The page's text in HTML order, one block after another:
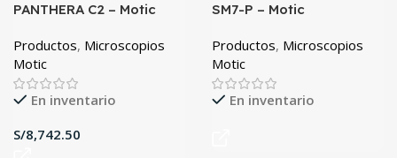
PANTHERA C2 – Motic
Productos, Microscopios
Motic
En inventario
S/
SM7-P – Motic
Productos, Microscopios
Motic
En inventario